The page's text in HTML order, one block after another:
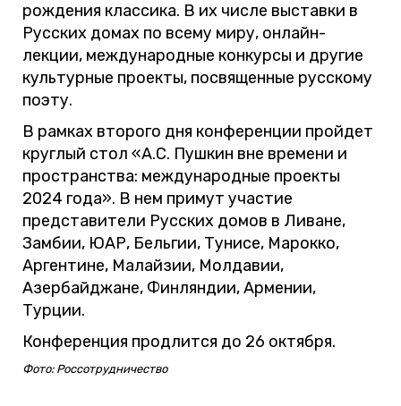
рождения классика. В их числе выставки в
Русских домах по всему миру, онлайн-
лекции, международные конкурсы и другие
культурные проекты, посвященные русскому
поэту.
В рамках второго дня конференции пройдет
круглый стол «А.С. Пушкин вне времени и
пространства: международные проекты
2024 года». В нем примут участие
представители Русских домов в Ливане,
Замбии, ЮАР, Бельгии, Тунисе, Марокко,
Аргентине, Малайзии, Молдавии,
Азербайджане, Финляндии, Армении,
Турции.
Конференция продлится до 26 октября.
Фото: Россотрудничество